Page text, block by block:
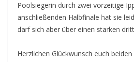
Poolsiegerin durch zwei vorzeitige
anschließenden Halbfinale hat sie
darf sich aber über einen starken
Herzlichen Glückwunsch euch